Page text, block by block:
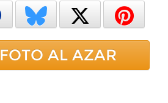
FOTO AL AZAR